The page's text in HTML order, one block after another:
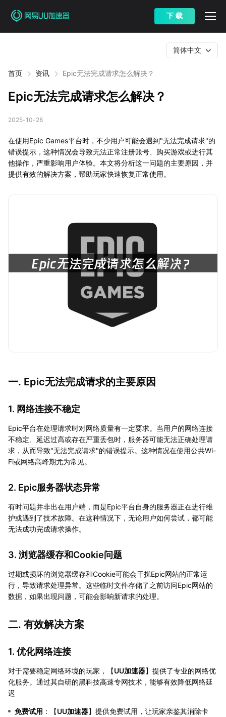
下 载
首页 资讯 Epic无法完成请求怎么解决？
简体中文
Epic无法完成请求怎么解决？
2025-10-28
在使用Epic Games平台时，不少用户可能会遇到"无法完成请求"的
错误提示，这种情况会导致无法正常注册账号、购买游戏或进行其
他操作，严重影响用户体验。本文将分析这一问题的主要原因，并
提供有效的解决方案，帮助玩家快速恢复正常使用。
一. Epic无法完成请求的主要原因
1. 网络连接不稳定
Epic平台在处理请求时对网络质量有一定要求。当用户的网络连接
不稳定、延迟过高或存在严重丢包时，服务器可能无法正确处理请
求，从而导致"无法完成请求"的错误提示。这种情况在使用公共Wi-
Fi或网络高峰期尤为常见。
2. Epic服务器状态异常
有时问题并非出在用户端，而是Epic平台自身的服务器正在进行维
护或遇到了技术故障。在这种情况下，无论用户如何尝试，都可能
无法成功完成请求操作。
3. 浏览器缓存和Cookie问题
过期或损坏的浏览器缓存和Cookie可能会干扰Epic网站的正常运
行，导致请求处理异常。这些临时文件存储了之前访问Epic网站的
数据，如果出现问题，可能会影响新请求的处理。
二. 有效解决方案
1. 优化网络连接
对于需要稳定网络环境的玩家，【UU加速器】提供了专业的网络优
化服务。通过其自研的黑科技高速专网技术，能够有效降低网络延
迟
免费试用 ：【UU加速器】提供免费试用，让玩家亲鉴其消除卡